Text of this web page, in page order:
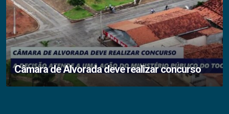
Câmara de Alvorada deve realizar concurso